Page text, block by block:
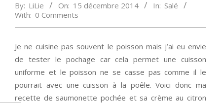
By: LiLie On: 15 décembre 2014 In: Salé
With: 0 Comments
Je ne cuisine pas souvent le poisson mais j’ai eu envie
de tester le pochage car cela permet une cuisson
uniforme et le poisson ne se casse pas comme il le
pourrait avec une cuisson à la poêle. Voici donc ma
recette de saumonette pochée et sa crème au citron